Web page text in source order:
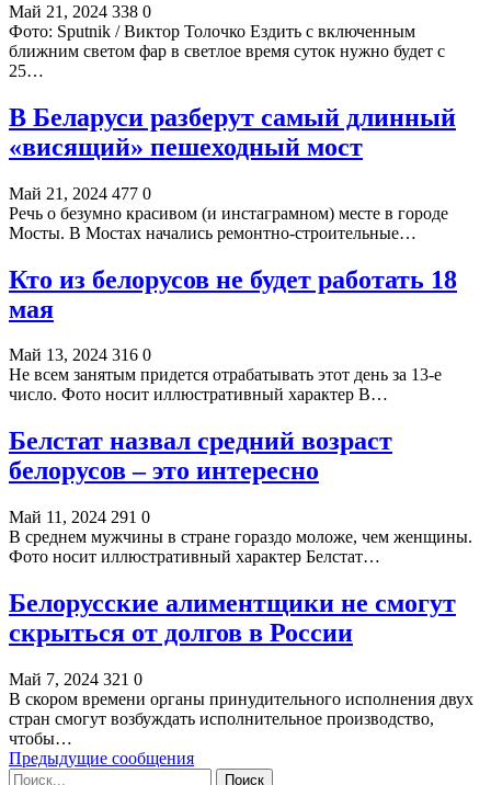
Май 21, 2024 338 0
Фото: Sputnik / Виктор Толочко Ездить с включенным
ближним светом фар в светлое время суток нужно будет с
25…
В Беларуси разберут самый длинный
«висящий» пешеходный мост
Май 21, 2024 477 0
Речь о безумно красивом (и инстаграмном) месте в городе
Мосты. В Мостах начались ремонтно-строительные…
Кто из белорусов не будет работать 18
мая
Май 13, 2024 316 0
Не всем занятым придется отрабатывать этот день за 13-е
число. Фото носит иллюстративный характер В…
Белстат назвал средний возраст
белорусов – это интересно
Май 11, 2024 291 0
В среднем мужчины в стране гораздо моложе, чем женщины.
Фото носит иллюстративный характер Белстат…
Белорусские алиментщики не смогут
скрыться от долгов в России
Май 7, 2024 321 0
В скором времени органы принудительного исполнения двух
стран смогут возбуждать исполнительное производство,
чтобы…
Предыдущие сообщения